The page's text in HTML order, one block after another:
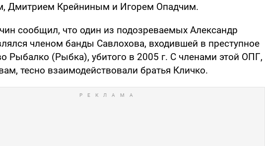
Дмитрием Крейниным и Игорем Опадчим.
сообщил, что один из подозреваемых Александр
членом банды Савлохова, входившей в преступное
Рыбалко (Рыбка), убитого в 2005 г. С членами этой ОПГ,
тесно взаимодействовали братья Кличко.